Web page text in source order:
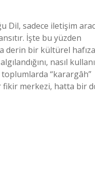
Dil, sadece iletişim
İşte bu yüzden
derin bir kültürel
nasıl
toplumlarda “karargâh”
fikir merkezi, hatta bir